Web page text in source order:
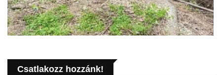
Csatlakozz hozzánk!